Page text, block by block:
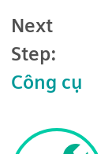
Next
Step:
Công cụ